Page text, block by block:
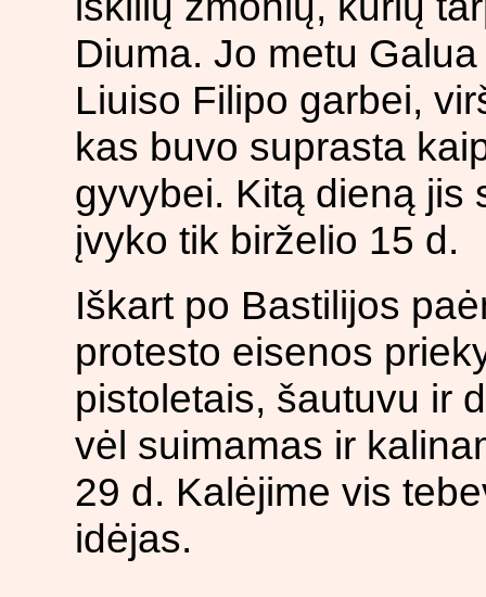
Diuma. Jo metu
Liuiso Filipo garbei,
kas buvo suprasta
gyvybei. Kitą dieną jis
įvyko tik birželio 15 d.
Iškart po Bastilijos
protesto eisenos
pistoletais, šautuvu ir
vėl suimamas ir
29 d. Kalėjime vis
idėjas.